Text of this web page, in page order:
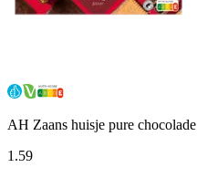
AH Zaans huisje pure chocolade
1 .59